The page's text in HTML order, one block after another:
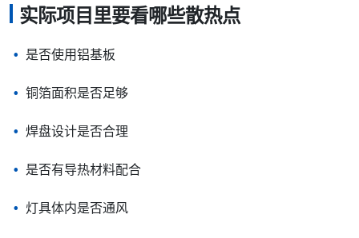
实际项目里要看哪些散热点
是否使用铝基板
铜箔面积是否足够
焊盘设计是否合理
是否有导热材料配合
灯具体内是否通风